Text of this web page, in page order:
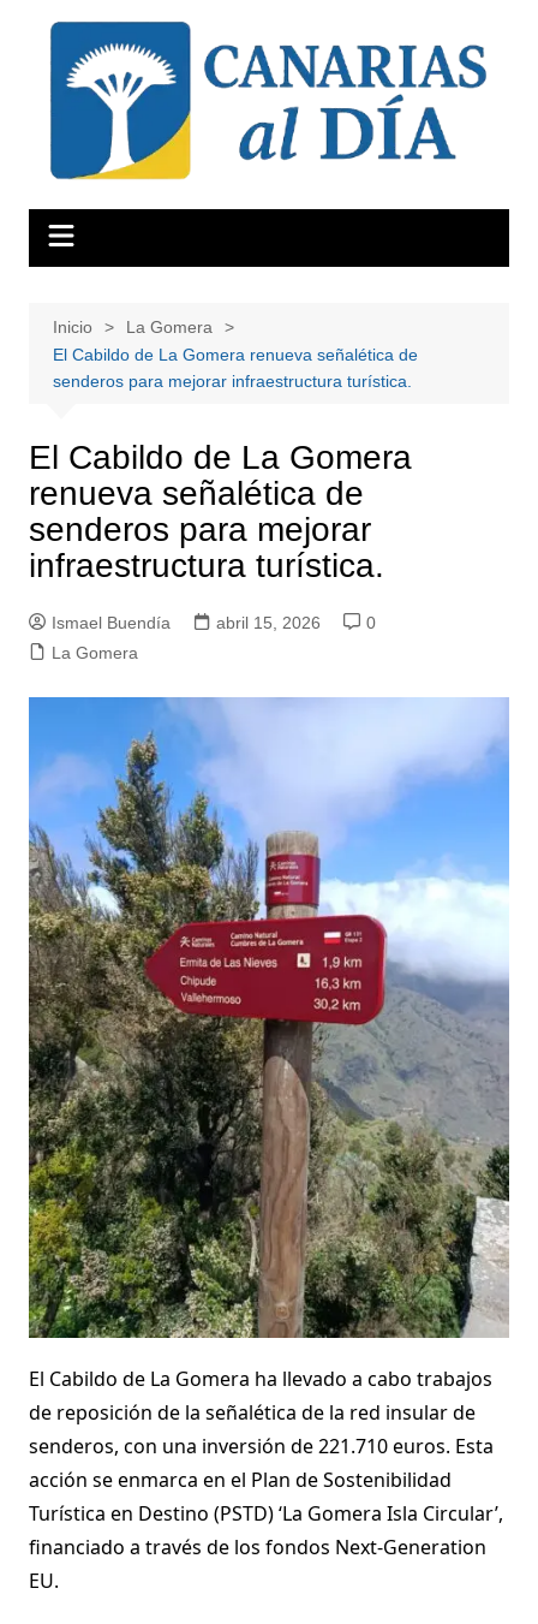
contenido
Inicio
La Gomera
El Cabildo de La Gomera renueva señalética de
senderos para mejorar infraestructura turística.
El Cabildo de La Gomera
renueva señalética de
senderos para mejorar
infraestructura turística.
Ismael Buendía abril 15, 2026
0
La Gomera
El Cabildo de La Gomera ha llevado a cabo trabajos
de reposición de la señalética de la red insular de
senderos, con una inversión de 221.710 euros. Esta
acción se enmarca en el Plan de Sostenibilidad
Turística en Destino (PSTD) ‘La Gomera Isla Circular’,
financiado a través de los fondos Next-Generation
EU.